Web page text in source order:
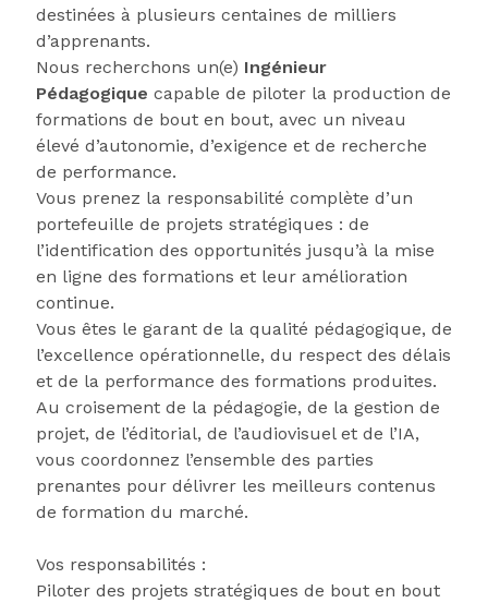
destinées à plusieurs centaines de milliers
d’apprenants.
Nous recherchons un(e) Ingénieur
Pédagogique capable de piloter la production de
formations de bout en bout, avec un niveau
élevé d’autonomie, d’exigence et de recherche
de performance.
Vous prenez la responsabilité complète d’un
portefeuille de projets stratégiques : de
l’identification des opportunités jusqu’à la mise
en ligne des formations et leur amélioration
continue.
Vous êtes le garant de la qualité pédagogique, de
l’excellence opérationnelle, du respect des délais
et de la performance des formations produites.
Au croisement de la pédagogie, de la gestion de
projet, de l’éditorial, de l’audiovisuel et de l’IA,
vous coordonnez l’ensemble des parties
prenantes pour délivrer les meilleurs contenus
de formation du marché.
Vos responsabilités :
Piloter des projets stratégiques de bout en bout